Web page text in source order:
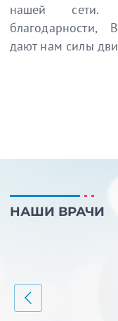
нашей сети.
благодарности,
дают нам силы
НАШИ ВРАЧИ